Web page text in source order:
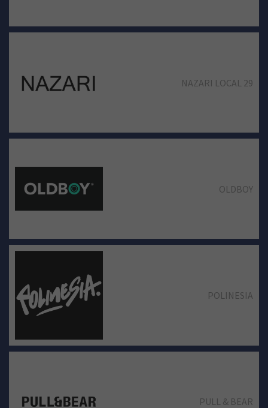
JD
LEVI’S
MASSIMO DUTTI
NATURA SELECTION
NAZARI LOCAL 29
OLDBOY
POLINESIA
PULL & BEAR